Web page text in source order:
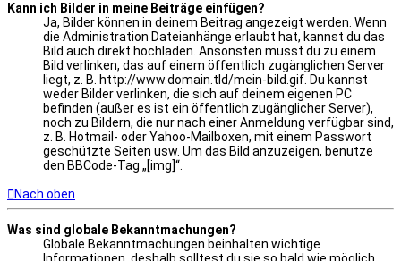
Kann ich Bilder in meine Beiträge einfügen?
Ja, Bilder können in deinem Beitrag angezeigt werden. Wenn
die Administration Dateianhänge erlaubt hat, kannst du das
Bild auch direkt hochladen. Ansonsten musst du zu einem
Bild verlinken, das auf einem öffentlich zugänglichen Server
liegt, z. B. http://www.domain.tld/mein-bild.gif. Du kannst
weder Bilder verlinken, die sich auf deinem eigenen PC
befinden (außer es ist ein öffentlich zugänglicher Server),
noch zu Bildern, die nur nach einer Anmeldung verfügbar sind,
z. B. Hotmail- oder Yahoo-Mailboxen, mit einem Passwort
geschützte Seiten usw. Um das Bild anzuzeigen, benutze
den BBCode-Tag „[img]“.
Nach oben
Was sind globale Bekanntmachungen?
Globale Bekanntmachungen beinhalten wichtige